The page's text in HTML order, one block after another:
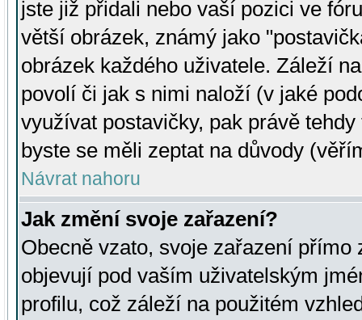
jste již přidali nebo vaší pozici ve
větší obrázek, známý jako
obrázek každého uživatele. Záleží
povolí či jak s nimi naloží (v jaké
využívat postavičky, pak právě
byste se měli zeptat na důvody
Návrat nahoru
Jak změní svoje zařazení?
Obecně vzato, svoje zařazení přímo
objevují pod vaším uživatelským
profilu, což záleží na použitém